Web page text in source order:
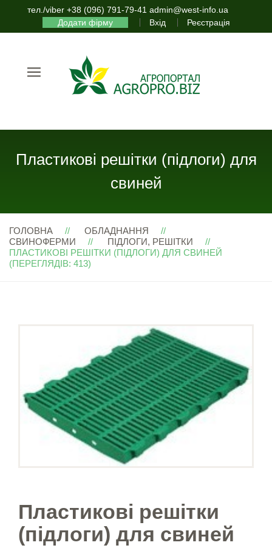
тел./viber +38 (096) 791-79-41 admin@west-info.ua
Додати фірму
Вхід Реєстрація
Пластикові решітки (підлоги) для
свиней
ГОЛОВНА
ОБЛАДНАННЯ
СВИНОФЕРМИ
ПІДЛОГИ, РЕШІТКИ
ПЛАСТИКОВІ РЕШІТКИ (ПІДЛОГИ) ДЛЯ СВИНЕЙ
(ПЕРЕГЛЯДІВ: 413)
Пластикові решітки
(підлоги) для свиней